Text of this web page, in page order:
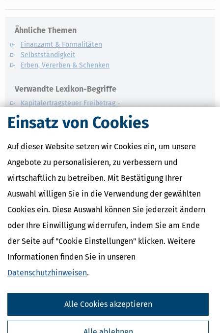
Einsatz von Cookies
Auf dieser Website setzen wir Cookies ein, um unsere
Angebote zu personalisieren, zu verbessern und
wirtschaftlich zu betreiben. Mit Bestätigung Ihrer
Auswahl willigen Sie in die Verwendung der gewählten
Cookies ein. Diese Auswahl können Sie jederzeit ändern
oder Ihre Einwilligung widerrufen, indem Sie am Ende
der Seite auf "Cookie Einstellungen" klicken. Weitere
Informationen finden Sie in unseren
Datenschutzhinweisen.
Alle Cookies akzeptieren
Ähnliche Themen
Finanzamt & Formalitäten
Selbstständigkeit
Erben, Vererben & Schenken
Verwandte Lexikon-Begriffe
Kapitalertragsteuer Freibetrag -
Definition und Erklärung
CO2-Steuer - Was ist das?
Erklärung
Kommission